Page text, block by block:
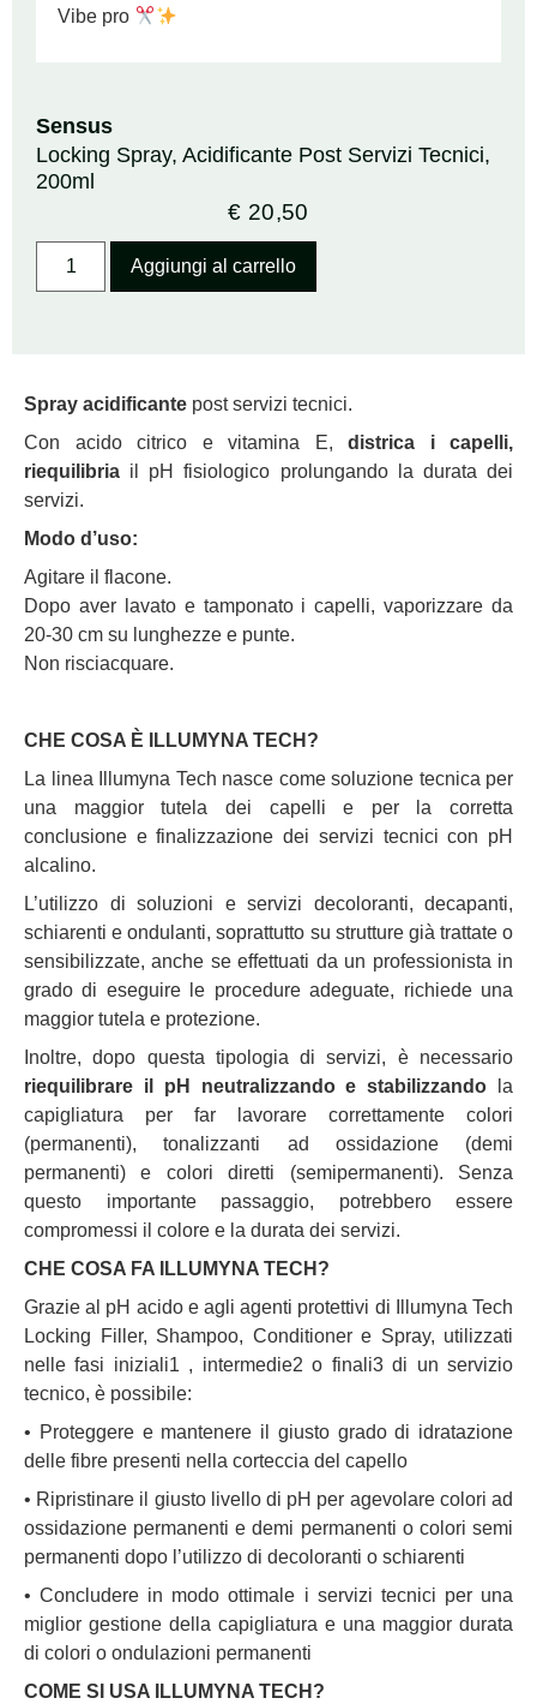
Vibe pro
Sensus
Locking Spray, Acidificante Post Servizi Tecnici,
200ml
€ 20,50
Aggiungi al carrello
Spray acidificante post servizi tecnici.
Con acido citrico e vitamina E, districa i capelli,
riequilibria il pH fisiologico prolungando la durata dei
servizi.
Modo d’uso:
Agitare il flacone.
Dopo aver lavato e tamponato i capelli, vaporizzare da
20-30 cm su lunghezze e punte.
Non risciacquare.
CHE COSA È ILLUMYNA TECH?
La linea Illumyna Tech nasce come soluzione tecnica per
una maggior tutela dei capelli e per la corretta
conclusione e finalizzazione dei servizi tecnici con pH
alcalino.
L’utilizzo di soluzioni e servizi decoloranti, decapanti,
schiarenti e ondulanti, soprattutto su strutture già trattate o
sensibilizzate, anche se effettuati da un professionista in
grado di eseguire le procedure adeguate, richiede una
maggior tutela e protezione.
Inoltre, dopo questa tipologia di servizi, è necessario
riequilibrare il pH neutralizzando e stabilizzando la
capigliatura per far lavorare correttamente colori
(permanenti), tonalizzanti ad ossidazione (demi
permanenti) e colori diretti (semipermanenti). Senza
questo importante passaggio, potrebbero essere
compromessi il colore e la durata dei servizi.
CHE COSA FA ILLUMYNA TECH?
Grazie al pH acido e agli agenti protettivi di Illumyna Tech
Locking Filler, Shampoo, Conditioner e Spray, utilizzati
nelle fasi iniziali1 , intermedie2 o finali3 di un servizio
tecnico, è possibile:
• Proteggere e mantenere il giusto grado di idratazione
delle fibre presenti nella corteccia del capello
• Ripristinare il giusto livello di pH per agevolare colori ad
ossidazione permanenti e demi permanenti o colori semi
permanenti dopo l’utilizzo di decoloranti o schiarenti
• Concludere in modo ottimale i servizi tecnici per una
miglior gestione della capigliatura e una maggior durata
di colori o ondulazioni permanenti
COME SI USA ILLUMYNA TECH?